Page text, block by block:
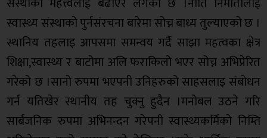
स्वास्थ्य संस्थाको पुर्नसंरचना बारेमा सोच्न बाध्य तुल्याएको छ ।
स्थानिय तहलाइ आपसमा समन्वय गर्दै साझा महत्वका क्षेत्र
शिक्षा,स्वास्थ्य र बाटोमा अलि फराकिलो भएर सोच्न अभिप्रेरित
गरेको छ ।सानो रुपमा भएपनी उनिहरुको साहसलाइ संबोधन
गर्न यतिखेर स्थानीय तह चुक्नु हुदैन ।मनोबल उठने गरि
सार्बजनिक रुपमा अभिनन्दन गरेपनी स्वास्थ्यकर्मिको निम्ति